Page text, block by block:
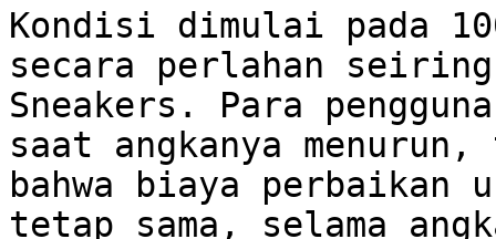
Kondisi dimulai pada
secara perlahan seiring
Sneakers. Para
saat angkanya
bahwa biaya perbaikan
tetap sama, selama